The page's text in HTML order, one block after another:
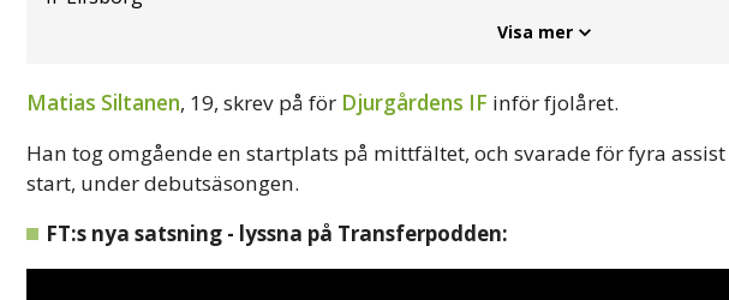
Visa mer
Matias Siltanen, 19, skrev på för Djurgårdens IF inför fjolåret.
Han tog omgående en startplats på mittfältet, och svarade för fyra
start, under debutsäsongen.
FT:s nya satsning - lyssna på Transferpodden: